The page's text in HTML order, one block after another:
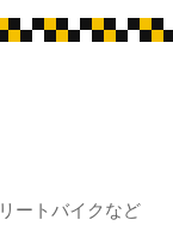
ートバイクなど